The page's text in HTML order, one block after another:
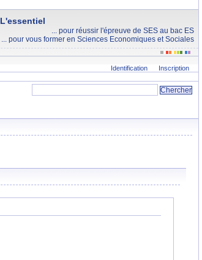
L'essentiel
... pour réussir l'épreuve de SES au bac ES
... pour vous former en Sciences Economiques et Sociales
Identification Inscription